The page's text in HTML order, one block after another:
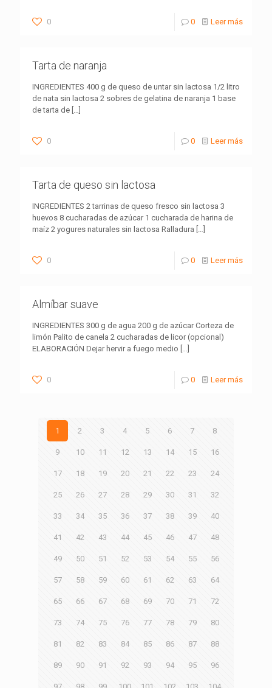
0 0 Leer más
Tarta de naranja
INGREDIENTES 400 g de queso de untar sin lactosa 1/2 litro
de nata sin lactosa 2 sobres de gelatina de naranja 1 base
de tarta de […]
0 0 Leer más
Tarta de queso sin lactosa
INGREDIENTES 2 tarrinas de queso fresco sin lactosa 3
huevos 8 cucharadas de azúcar 1 cucharada de harina de
maíz 2 yogures naturales sin lactosa Ralladura […]
0 0 Leer más
Almíbar suave
INGREDIENTES 300 g de agua 200 g de azúcar Corteza de
limón Palito de canela 2 cucharadas de licor (opcional)
ELABORACIÓN Dejar hervir a fuego medio […]
0 0 Leer más
1 2 3 4 5 6 7 8
9 10 11 12 13 14 15 16
17 18 19 20 21 22 23 24
25 26 27 28 29 30 31 32
33 34 35 36 37 38 39 40
41 42 43 44 45 46 47 48
49 50 51 52 53 54 55 56
57 58 59 60 61 62 63 64
65 66 67 68 69 70 71 72
73 74 75 76 77 78 79 80
81 82 83 84 85 86 87 88
89 90 91 92 93 94 95 96